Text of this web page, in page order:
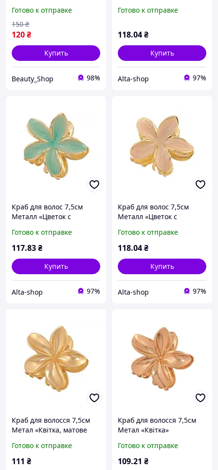
Готово к отправке
120₴
150 ₴
Купить
Beauty_Shop 98%
арт.289273 ТМ XUPING
Готово к отправке
118.04₴
Купить
Alta-shop 97%
Краб для волос 7,5см
Металл «Цветок с
арт.289275 ТМ XUPING
Готово к отправке
117.83₴
Купить
Alta-shop 97%
Краб для волос 7,5см
Металл «Цветок с
арт.289278 ТМ XUPING
Готово к отправке
118.04₴
Купить
Alta-shop 97%
Краб для волосся 7,5см
Метал «Квітка, матове
XUPING
Готово к отправке
111 ₴
Краб для волосся 7,5см
Метал «Квітка»
Готово к отправке
109.21 ₴